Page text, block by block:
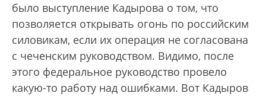
было выступление Кадырова о том, что
позволяется открывать огонь по российским
силовикам, если их операция не согласована
с чеченским руководством. Видимо, после
этого федеральное руководство провело
какую-то работу над ошибками. Вот Кадыров